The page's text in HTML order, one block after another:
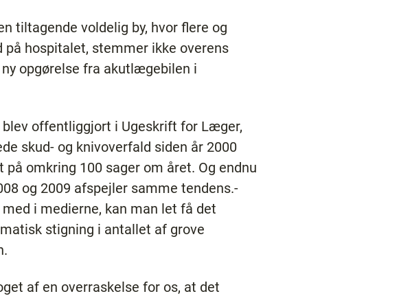
tiltagende voldelig by, hvor flere og
hospitalet, stemmer ikke overens
opgørelse fra akutlægebilen i
blev offentliggjort i Ugeskrift for Læger,
skud- og knivoverfald siden år 2000
omkring 100 sager om året. Og endnu
og 2009 afspejler samme tendens.-
i medierne, kan man let få det
stigning i antallet af grove
af en overraskelse for os, at det